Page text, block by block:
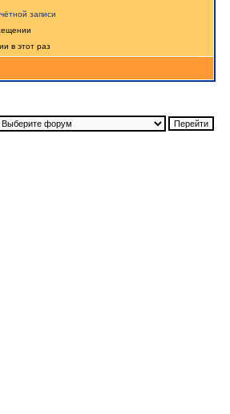
записи
в этот раз